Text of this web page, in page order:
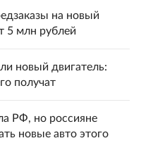
на новый
5 млн рублей
новый двигатель:
получат
РФ, но россияне
новые авто этого